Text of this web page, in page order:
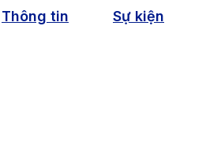
Thông tin
Sự kiện